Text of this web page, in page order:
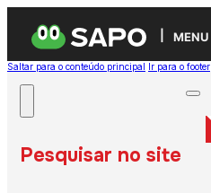
MENU
Saltar para o conteúdo principal Ir para o footer
Pesquisar no site